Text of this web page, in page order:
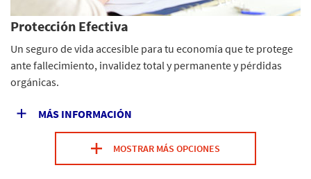
Protección Efectiva
Un seguro de vida accesible para tu economía que te protege
ante fallecimiento, invalidez total y permanente y pérdidas
orgánicas.
MÁS INFORMACIÓN
MOSTRAR MÁS OPCIONES